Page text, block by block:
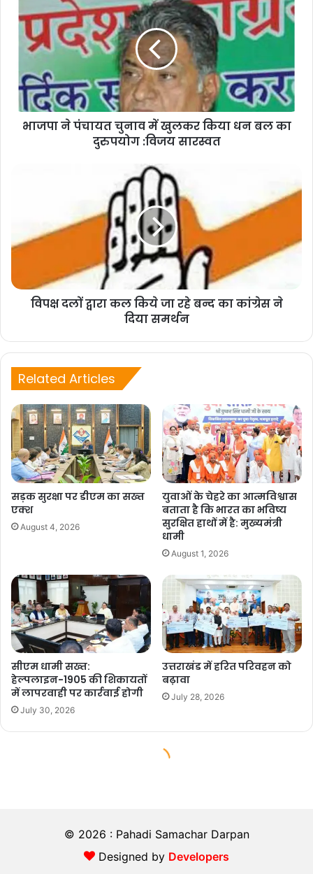
© 2026 : Pahadi Samachar Darpan
Designed by Developers